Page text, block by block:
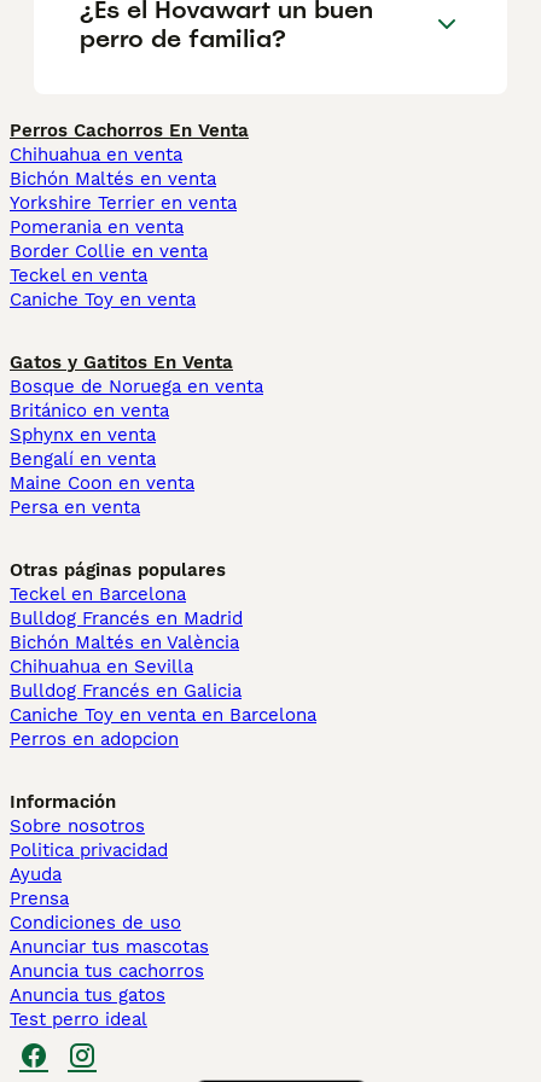
¿Es el Hovawart un buen
perro de familia?
Perros Cachorros En Venta
Chihuahua en venta
Bichón Maltés en venta
Yorkshire Terrier en venta
Pomerania en venta
Border Collie en venta
Teckel en venta
Caniche Toy en venta
Gatos y Gatitos En Venta
Bosque de Noruega en venta
Británico en venta
Sphynx en venta
Bengalí en venta
Maine Coon en venta
Persa en venta
Otras páginas populares
Teckel en Barcelona
Bulldog Francés en Madrid
Bichón Maltés en València
Chihuahua en Sevilla
Bulldog Francés en Galicia
Caniche Toy en venta en Barcelona
Perros en adopcion
Información
Sobre nosotros
Politica privacidad
Ayuda
Prensa
Condiciones de uso
Anunciar tus mascotas
Anuncia tus cachorros
Anuncia tus gatos
Test perro ideal